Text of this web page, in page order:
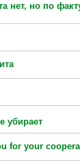
нет, но по
убирает
for your